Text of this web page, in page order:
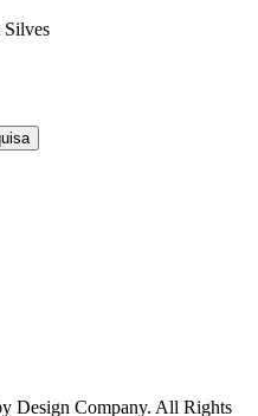
Silves
Design Company. All Rights